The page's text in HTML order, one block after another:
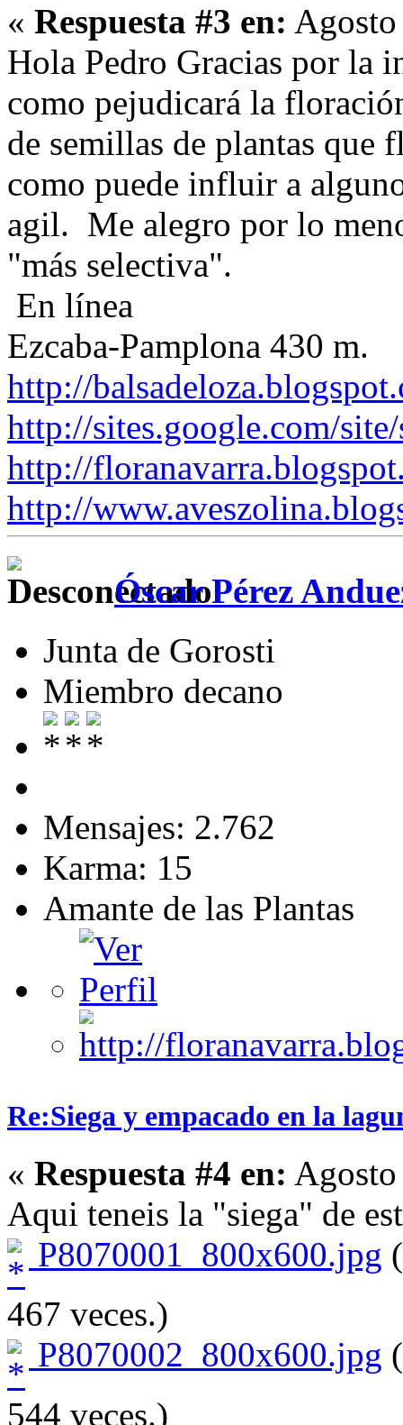
« Respuesta #3 en:
Hola Pedro Gracias por la
como pejudicará la
de semillas de plantas que
como puede influir a
agil. Me alegro por lo
"más selectiva".
En línea
Ezcaba-Pamplona 430 m.
http://
http://sites.google.com/
http://
http://
Óscar Pérez
Junta de Gorosti
Miembro decano
Mensajes: 2.762
Karma: 15
Amante de las Plantas
Re:Siega y empacado en la
« Respuesta #4 en:
Aqui teneis la "siega" de
P8070001_800x600.jpg
467 veces.)
P8070002_800x600.jpg
544 veces.)